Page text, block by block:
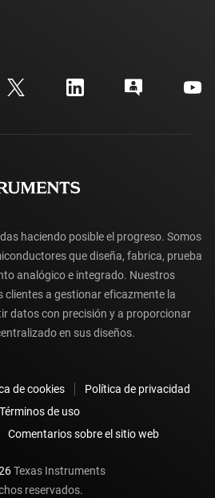
de TI E2E™
cruzadas
la cuenta myTI
pedidos
haciendo posible el progreso. Somos
que diseña, fabrica, prueba
analógico e integrado. Nuestros
a gestionar eficazmente la
datos con precisión y a proporcionar
en sus diseños.
de cookies
Política de privacidad
Términos de uso
Comentarios sobre el sitio web
Texas Instruments
reservados.